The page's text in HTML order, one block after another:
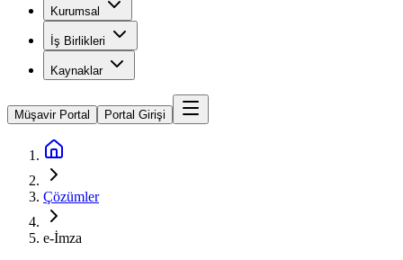
Kurumsal
İş Birlikleri
Kaynaklar
Müşavir Portal Portal Girişi
Çözümler
e-İmza